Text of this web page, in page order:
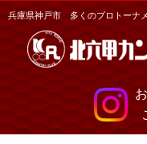
兵庫県神戸市 多くのプロトーナ